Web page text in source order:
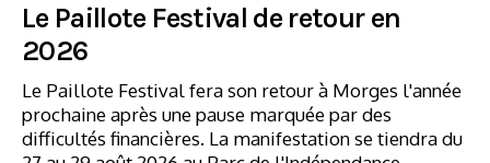
Le Paillote Festival de retour en
2026
Le Paillote Festival fera son retour à Morges l'année
prochaine après une pause marquée par des
difficultés financières. La manifestation se tiendra du